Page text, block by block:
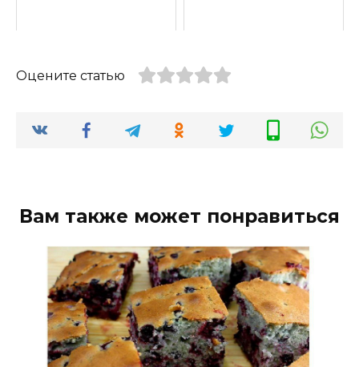
Оцените статью
Вам также может понравиться